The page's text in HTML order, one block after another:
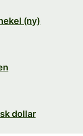
(ny)
dollar